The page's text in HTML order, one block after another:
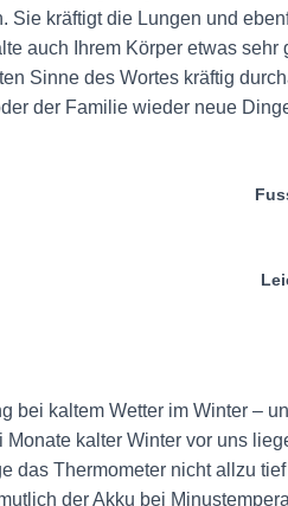
Sie kräftigt die Lungen und
auch Ihrem Körper etwas
Sinne des Wortes kräftig
der Familie wieder neue
bei kaltem Wetter im Winter –
Monate kalter Winter vor uns
das Thermometer nicht allzu
der Akku bei